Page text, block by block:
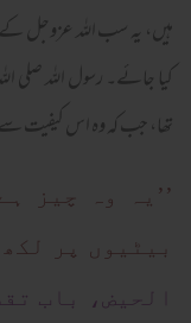
ہیں، یہ سب اللہ عزوجل کے
کیا جائے۔ رسول اللہ صلی
تھا، جب کہ وہ اس کیفیت
’’یہ وہ چیز
بیٹیوں پر
الحیض، باب